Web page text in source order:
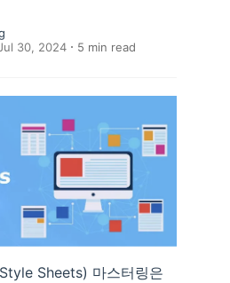
30, 2024
5 min read
Sheets) 마스터링은